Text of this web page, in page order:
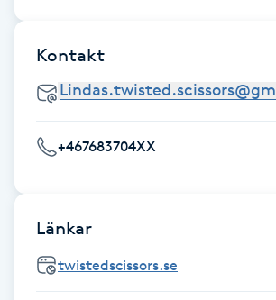
Färgning
Föning
Gelenaglar
Kontakt
+467683704XX
Länkar
twistedscissors.se